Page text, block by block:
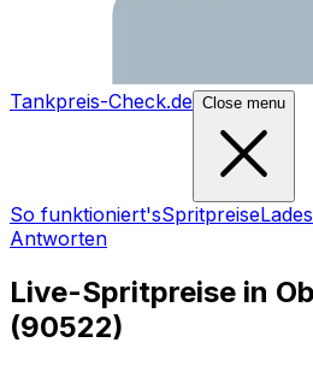
Tankpreis-Check.de Close menu
So funktioniert'sSpritpreise
Antworten
Live-Spritpreise in
(90522)